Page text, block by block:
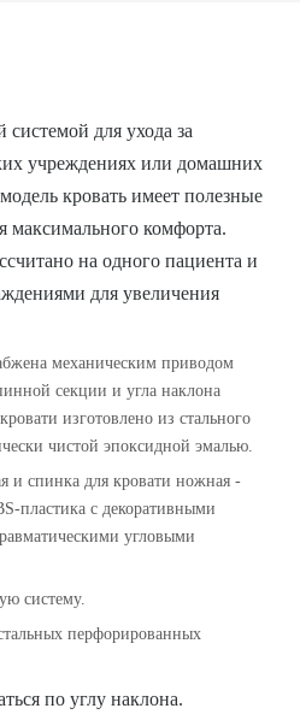
для ухода за
учреждениях или домашних
кровать имеет полезные
максимального комфорта.
на одного пациента и
для увеличения
механическим приводом
секции и угла наклона
изготовлено из стального
чистой эпоксидной эмалью.
и спинка для кровати ножная -
пластика с декоративными
угловыми
систему.
перфорированных
по углу наклона.